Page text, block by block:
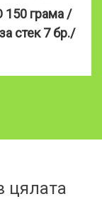
150 грама /
стек 7 бр./
цялата